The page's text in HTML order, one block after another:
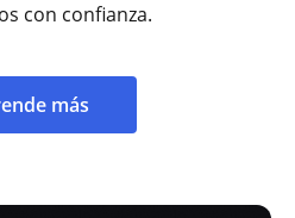
con confianza.
más